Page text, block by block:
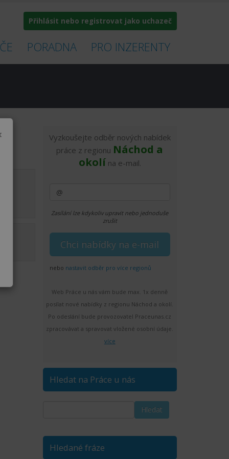
Přihlásit nebo registrovat jako uchazeč
PORADNA PRO INZERENTY
Vyzkoušejte odběr nových nabídek
práce z regionu Náchod a
okolí na e-mail.
Zasílání lze kdykoliv upravit nebo jednoduše
zrušit
nebo nastavit odběr pro více regionů
Web Práce u nás vám bude max. 1x denně
posílat nové nabídky z regionu Náchod a okolí.
Po odeslání bude provozovatel Praceunas.cz
zpracovávat a spravovat vložené osobní údaje.
více
Hledat na Práce u nás
Hledané fráze